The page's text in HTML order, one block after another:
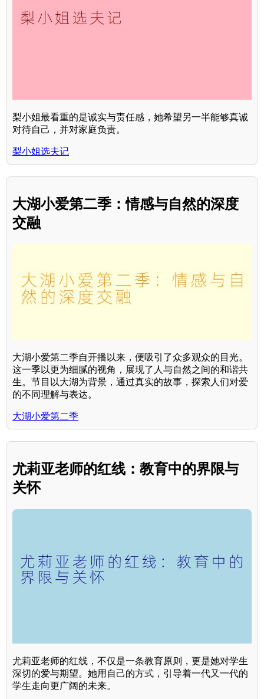
梨小姐最看重的是诚实与责任感，她希望另一半能够真诚
对待自己，并对家庭负责。
梨小姐选夫记
大湖小爱第二季：情感与自然的深度
交融
大湖小爱第二季自开播以来，便吸引了众多观众的目光。
这一季以更为细腻的视角，展现了人与自然之间的和谐共
生。节目以大湖为背景，通过真实的故事，探索人们对爱
的不同理解与表达。
大湖小爱第二季
尤莉亚老师的红线：教育中的界限与
关怀
尤莉亚老师的红线，不仅是一条教育原则，更是她对学生
深切的爱与期望。她用自己的方式，引导着一代又一代的
学生走向更广阔的未来。